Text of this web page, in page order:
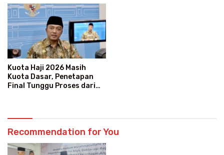
Kuota Haji 2026 Masih
Kuota Dasar, Penetapan
Final Tunggu Proses dari
Recommendation for You